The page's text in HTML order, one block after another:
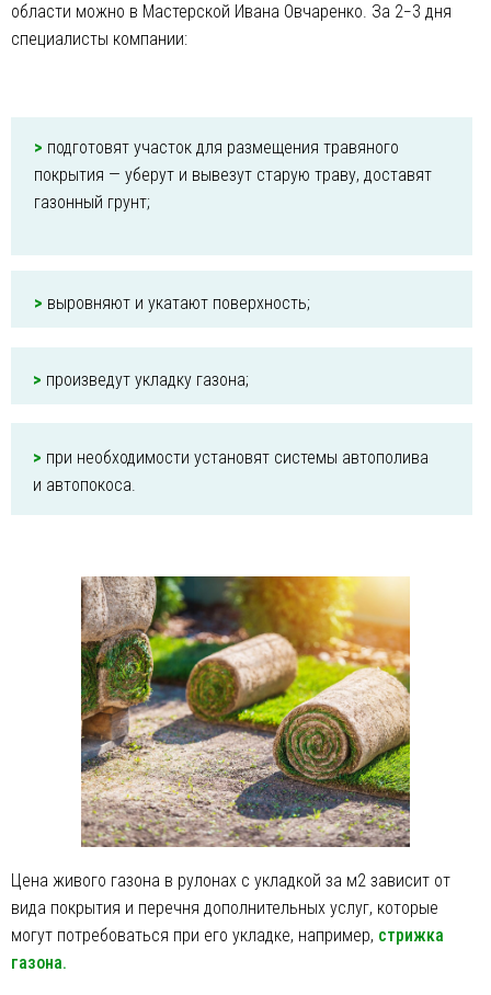
области можно в Мастерской Ивана Овчаренко. За 2−3 дня
специалисты компании:
> подготовят участок для размещения травяного
покрытия — уберут и вывезут старую траву, доставят
газонный грунт;
> выровняют и укатают поверхность;
> произведут укладку газона;
> при необходимости установят системы автополива
и автопокоса.
Цена живого газона в рулонах с укладкой за м2 зависит от
вида покрытия и перечня дополнительных услуг, которые
могут потребоваться при его укладке, например, стрижка
газона.